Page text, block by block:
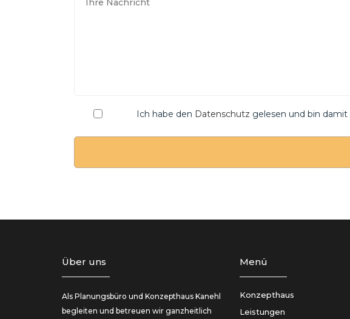
Ich habe den Datenschutz gelesen und bin damit
Über uns
Als Planungsbüro und Konzepthaus Kanehl
begleiten und betreuen wir ganzheitlich
Menü
Konzepthaus
Leistungen